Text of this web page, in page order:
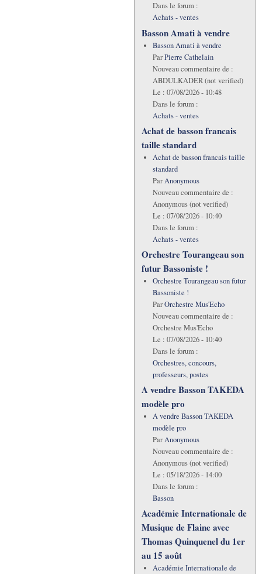
Dans le forum :
Achats - ventes
Basson Amati à vendre
Basson Amati à vendre
ParPierre Cathelain
Nouveau commentaire de :
ABDULKADER (not verified)
Le : 07/08/2026 - 10:48
Dans le forum :
Achats - ventes
Achat de basson francais
taille standard
Achat de basson francais taille
standard
ParAnonymous
Nouveau commentaire de :
Anonymous (not verified)
Le : 07/08/2026 - 10:40
Dans le forum :
Achats - ventes
Orchestre Tourangeau son
futur Bassoniste !
Orchestre Tourangeau son futur
Bassoniste !
ParOrchestre Mus'Echo
Nouveau commentaire de :
Orchestre Mus'Echo
Le : 07/08/2026 - 10:40
Dans le forum :
Orchestres, concours,
professeurs, postes
A vendre Basson TAKEDA
modèle pro
A vendre Basson TAKEDA
modèle pro
ParAnonymous
Nouveau commentaire de :
Anonymous (not verified)
Le : 05/18/2026 - 14:00
Dans le forum :
Basson
Académie Internationale de
Musique de Flaine avec
Thomas Quinquenel du 1er
au 15 août
Académie Internationale de